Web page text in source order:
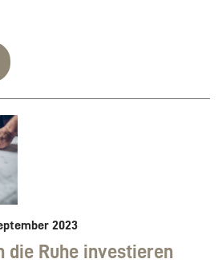
2023
die Ruhe investieren